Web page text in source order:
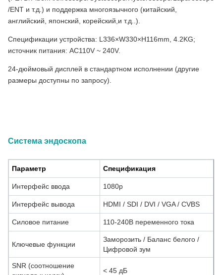
/ENT и т.д.) и поддержка многоязычного (китайский,
английский, японский, корейский,и т.д..).
Спецификации устройства: L336×W330×H116mm, 4.2KG;
источник питания: AC110V ~ 240V.
24-дюймовый дисплей в стандартном исполнении (другие
размеры доступны по запросу).
Система эндоскопа
Параметр Спецификация
Интерфейс ввода 1080p
Интерфейс вывода HDMI / SDI / DVI / VGA / CVBS
Силовое питание 110-240В переменного тока
Ключевые функции
Заморозить / Баланс белого /
Цифровой зум
SNR (соотношение
< 45 дБ